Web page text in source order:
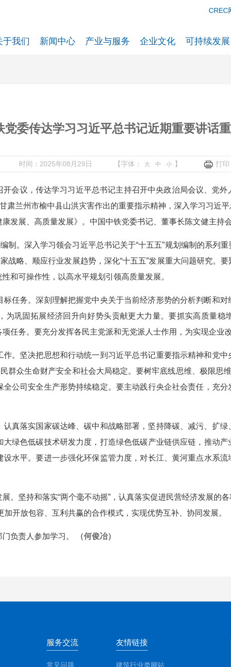
CREC
于我们 新闻中心 产业与服务 企业文化 可持续发展
党委传达学习习近平总书记近期重要讲话
时间：2025年08月29日 【字体： 大 中 小 】 打印
会议，传达学习习近平总书记主持召开中央政治局会议、党
肃兰州市榆中县山洪灾害作出的重要指示精神，深入学习习近
发展、高质量发展》。中国中铁党委书记、董事长陈文健主持会
。深入学习领会习近平总书记关于“十五五”规划编制的系列
战略、顺应行业发展趋势，深化“十五五”发展重大问题研究。
和可操作性，以高水平规划引领高质量发展。
务。深刻理解把握党中央关于当前经济形势的分析判断和对
为巩固拓展经济回升向好势头贡献更大力量。要抓实高质量
任务。要充分发挥各民主党派和无党派人士作用，为实现企业
坚决把思想和行动统一到习近平总书记重要指示精神和党中
群众生命财产安全和社会大局稳定。要树牢底线思维、极限思
公司安全生产形势持续稳定。要主动践行央企社会责任，充
落实国家碳达峰、碳中和战略部署，坚持降碳、减污、扩绿
绿色低碳技术研发力度，打造绿色低碳产业链供应链，推动
水平。要进一步强化环保监管力度，对长江、黄河重点水系
坚持和落实“两个毫不动摇”，认真落实促进民营经济发展的
加开放包容、互利共赢的合作模式，实现优势互补、协同发展。
负责人参加学习。 （何俊冶）
服务交流
常见问题
友情链接
建筑行业类网站